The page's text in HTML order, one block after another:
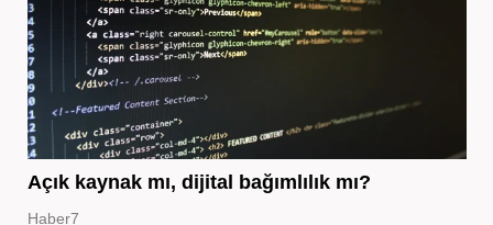
Açık kaynak mı, dijital bağımlılık mı?
Haber7